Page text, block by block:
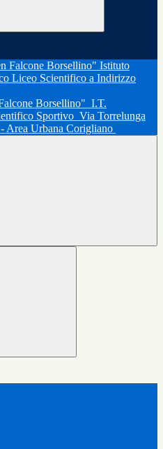
Borsellino" I.T.
Sportivo Via Torrelunga
Area Urbana Corigliano